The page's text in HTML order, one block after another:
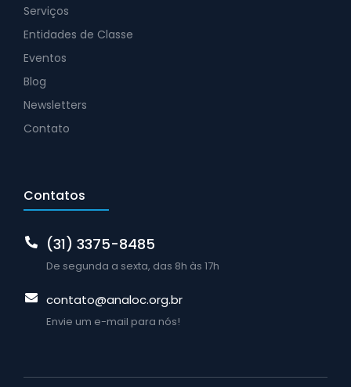
Serviços
Entidades de Classe
Eventos
Blog
Newsletters
Contato
Contatos
(31) 3375-8485
De segunda a sexta, das 8h às 17h
contato@analoc.org.br
Envie um e-mail para nós!